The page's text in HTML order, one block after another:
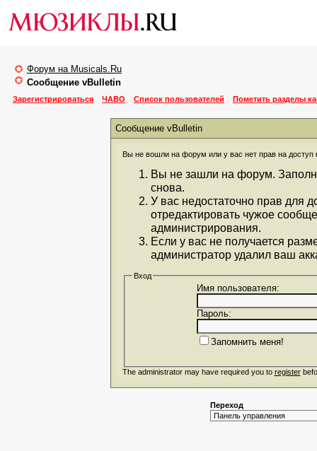
Форум на Musicals.Ru
Сообщение vBulletin
Зарегистрироваться ЧАВО Список пользователей Пометить разделы
Сообщение vBulletin
Вы не вошли на форум или у вас нет прав на доступ
Вы не зашли на форум.
снова.
У вас недостаточно прав для
отредактировать чужое
администрирования.
Если у вас не получается
администратор удалил ваш
Вход
Имя пользователя:
Пароль:
Запомнить меня!
The administrator may have required you to register
Переход